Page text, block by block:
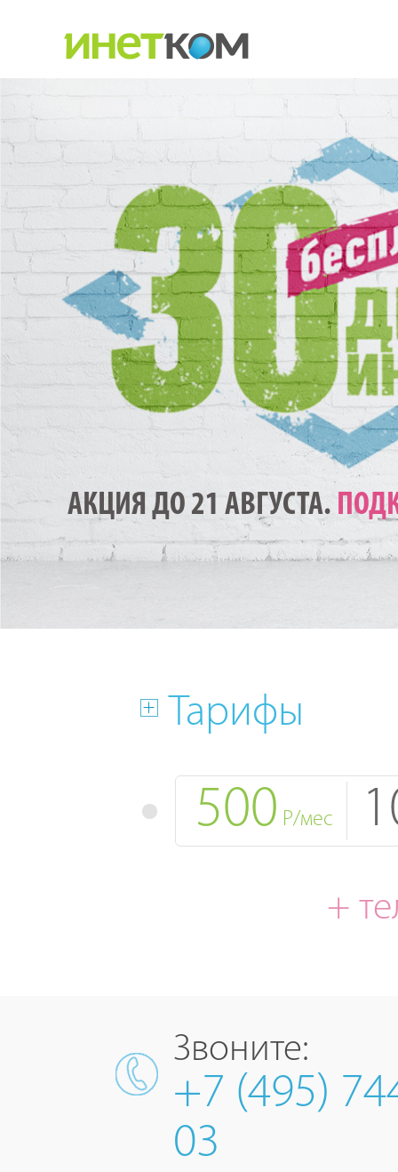
АКЦИЯ ДО 21 АВГУСТА.
Тарифы
500 Р/мес
+
Звоните:
+7 (495)
03